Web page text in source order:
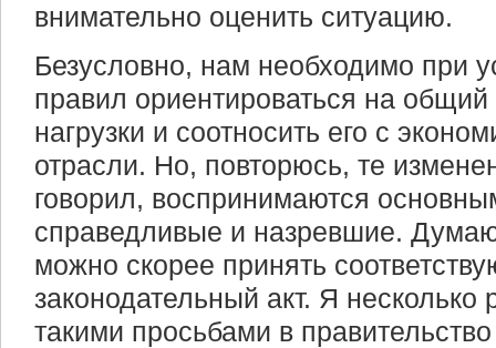
внимательно оценить ситуацию.
Безусловно, нам необходимо при
правил ориентироваться на
нагрузки и соотносить его с
отрасли. Но, повторюсь, те
говорил, воспринимаются
справедливые и назревшие.
можно скорее принять
законодательный акт. Я
такими просьбами в